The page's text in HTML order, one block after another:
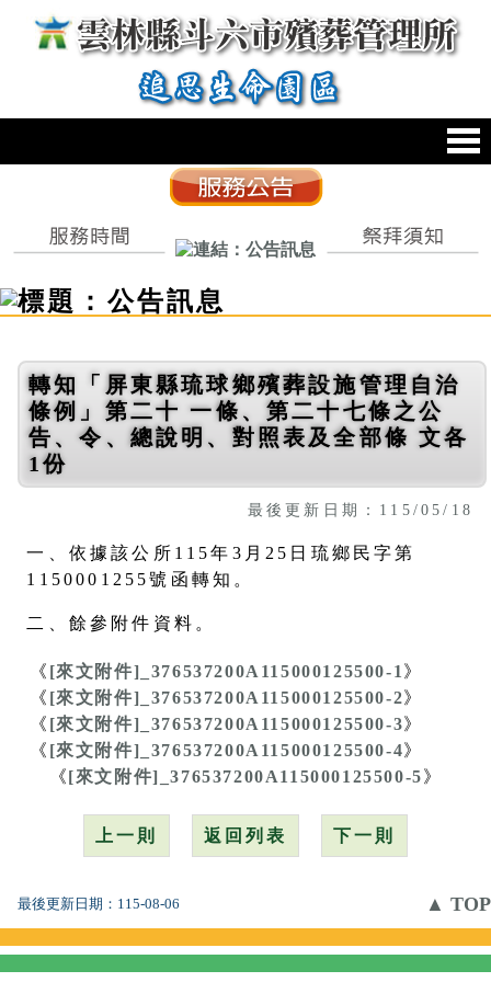
跳到主要內容區塊
轉知「屏東縣琉球鄉殯葬設施管理自治
條例」第二十 一條、第二十七條之公
告、令、總說明、對照表及全部條 文各
1份
最後更新日期：115/05/18
一、依據該公所115年3月25日琉鄉民字第
1150001255號函轉知。
二、餘參附件資料。
《 [來文附件]_376537200A115000125500-1 》
《 [來文附件]_376537200A115000125500-2》
《 [來文附件]_376537200A115000125500-3》
《 [來文附件]_376537200A115000125500-4》
《[來文附件]_376537200A115000125500-5》
上一則 返回列表 下一則
最後更新日期： 115-08-06 ▲ TOP